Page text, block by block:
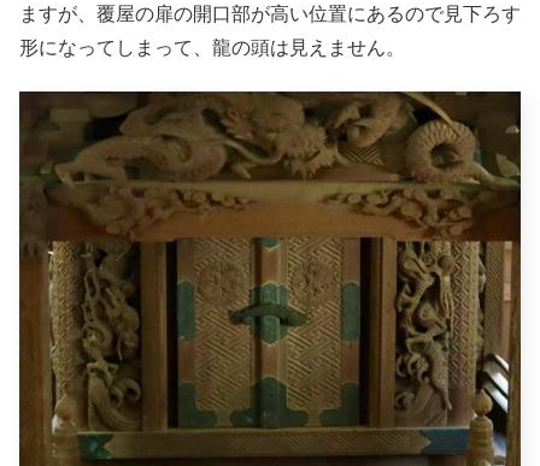
ますが、覆屋の扉の開口部が高い位置にあるので見下ろす
形になってしまって、龍の頭は見えません。